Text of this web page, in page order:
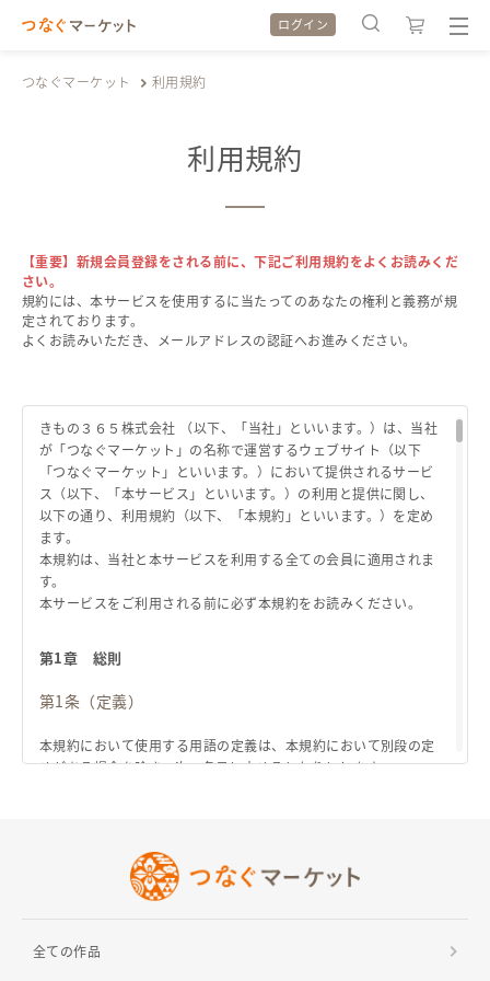
特集から探す
ヘルプ
ご利用ガイド よくある質問 お問い合わせ
特集から探す
ログイン
つなぐマーケット 利用規約
利用規約
【重要】新規会員登録をされる前に、下記ご利用規約をよくお読みくだ
さい。
規約には、本サービスを使用するに当たってのあなたの権利と義務が規
定されております。
よくお読みいただき、メールアドレスの認証へお進みください。
きもの３６５株式会社 （以下、「当社」といいます。）は、当社
が「つなぐマーケット」の名称で運営するウェブサイト（以下
「つなぐマーケット」といいます。）において提供されるサービ
ス（以下、「本サービス」といいます。）の利用と提供に関し、
以下の通り、利用規約（以下、「本規約」といいます。）を定め
ます。
本規約は、当社と本サービスを利用する全ての会員に適用されま
す。
本サービスをご利用される前に必ず本規約をお読みください。
第1章 総則
第1条（定義）
本規約において使用する用語の定義は、本規約において別段の定
めがある場合を除き、次の各号に定めるとおりとします。
「出店者」とは、当社所定の手続きに従い、本規約の定めに従
い出店者として登録をした会員をいいます。
います。
全ての作品